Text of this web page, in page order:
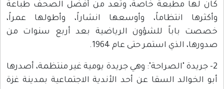
كان لها مطبعة خاصة، وتعد من أفضل الصحف طباعة
وأكثرها انتظاماً، وأوسعها انشاراً، وأطولها عمراً،
خصصت باباً للشؤون الرياضية بعد أربع سنوات من
صدورها، الذي استمر حتى عام 1964.
2- جريدة "الصراحة": وهي جريدة يومية غير منتظمة، أصدرها
أبو الخوالد السقا عن أحد الأندية الاجتماعية بمدينة غزة